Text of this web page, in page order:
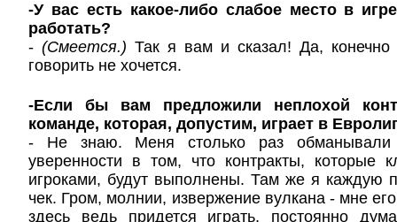
-У вас есть какое-либо слабое место в
работать?
- (Смеется.) Так я вам и сказал! Да,
говорить не хочется.
-Если бы вам предложили неплохой
команде, которая, допустим, играет в
- Не знаю. Меня столько раз
уверенности в том, что контракты, которые
игроками, будут выполнены. Там же я каждую
чек. Гром, молнии, извержение вулкана - мне
здесь ведь придется играть, постоянно